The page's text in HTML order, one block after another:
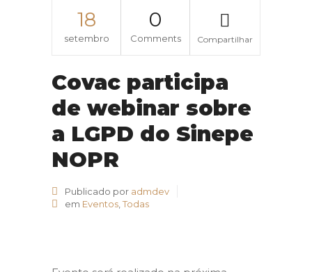
18
setembro
0
Comments Compartilhar
Covac participa
de webinar sobre
a LGPD do Sinepe
NOPR
Publicado por admdev
em Eventos,Todas